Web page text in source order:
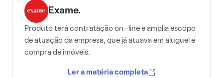
Exame.
Produto terá contratação on-line e amplia escopo
de atuação da empresa, que já atuava em aluguel e
compra de imóveis.
Ler a matéria completa